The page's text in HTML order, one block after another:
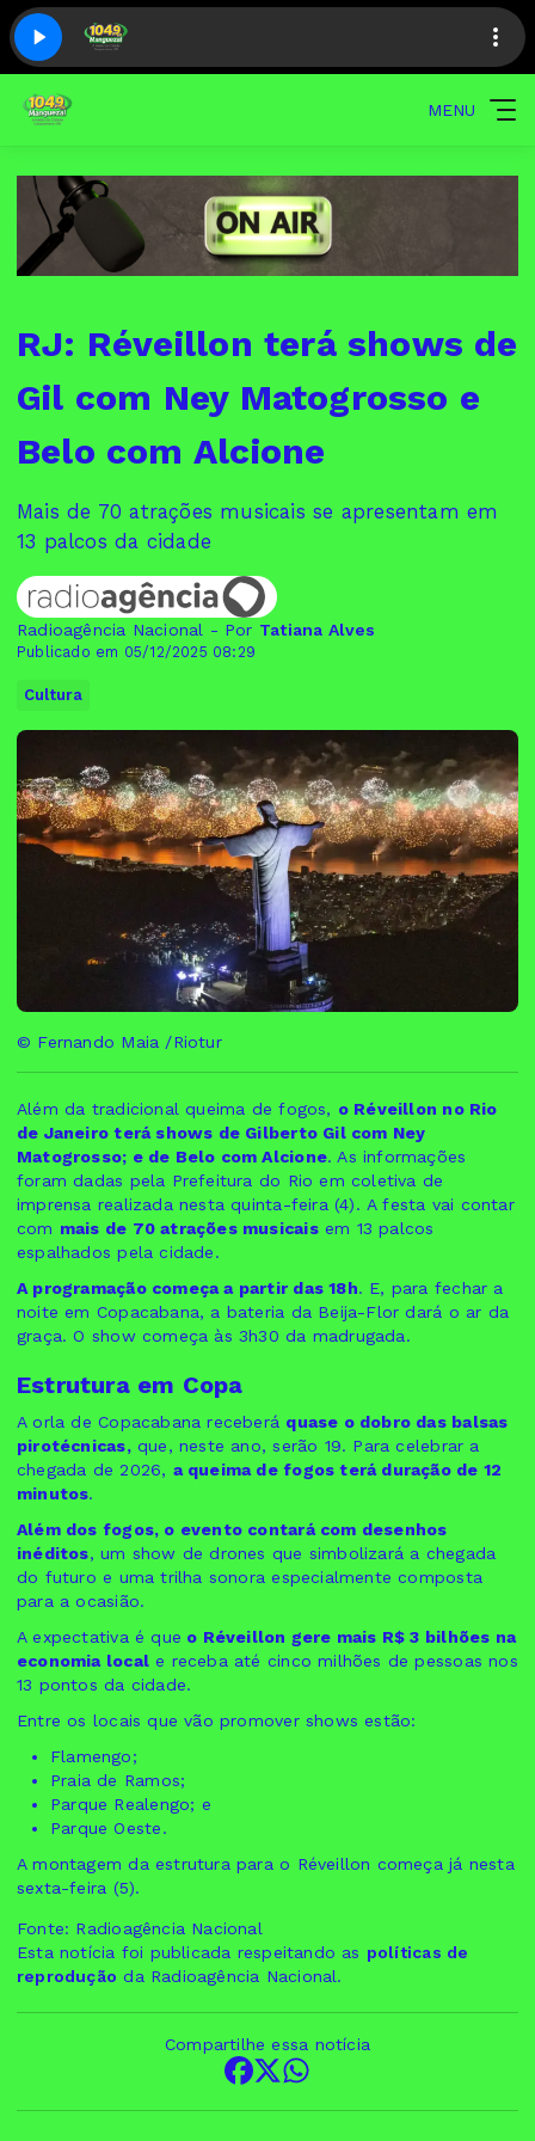
MENU
RJ: Réveillon terá shows de
Gil com Ney Matogrosso e
Belo com Alcione
Mais de 70 atrações musicais se apresentam em
13 palcos da cidade
Radioagência Nacional - Por Tatiana Alves
Publicado em 05/12/2025 08:29
Cultura
© Fernando Maia /Riotur
Além da tradicional queima de fogos, o Réveillon no Rio
de Janeiro terá shows de Gilberto Gil com Ney
Matogrosso; e de Belo com Alcione. As informações
foram dadas pela Prefeitura do Rio em coletiva de
imprensa realizada nesta quinta-feira (4). A festa vai contar
com mais de 70 atrações musicaisem 13 palcos
espalhados pela cidade.
A programação começa a partir das 18h. E, para fechar a
noite em Copacabana, a bateria da Beija-Flor dará o ar da
graça. O show começa às 3h30 da madrugada.
Estrutura em Copa
A orla de Copacabana receberá quase o dobro das balsas
pirotécnicas,que, neste ano, serão 19. Para celebrar a
chegada de 2026, a queima de fogos terá duração de 12
minutos.
Além dos fogos, o evento contará com desenhos
inéditos, um show de drones que simbolizará a chegada
do futuro e uma trilha sonora especialmente composta
para a ocasião.
A expectativa é que o Réveillon gere mais R$ 3 bilhões na
economia locale receba até cinco milhões de pessoas nos
13 pontos da cidade.
Entre os locais que vão promover shows estão:
Flamengo;
Praia de Ramos;
Parque Realengo; e
Parque Oeste.
A montagem da estrutura para o Réveillon começa já nesta
sexta-feira (5).
Fonte: Radioagência Nacional
Esta notícia foi publicada respeitando as políticas de
reprodução da Radioagência Nacional.
Compartilhe essa notícia